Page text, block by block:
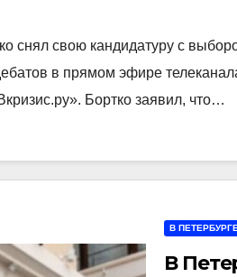
снял свою кандидатуру с
в прямом эфире
Бортко заявил, что…
В
В